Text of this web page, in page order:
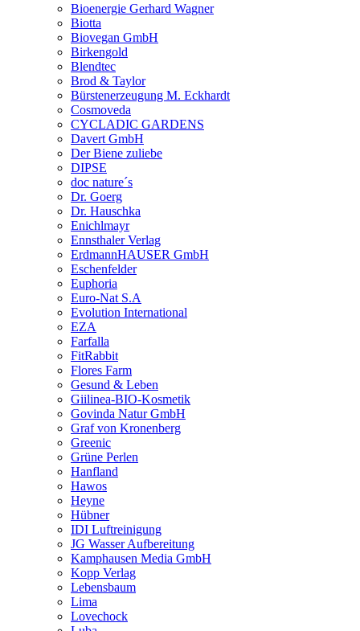
Bioenergie Gerhard Wagner
Biotta
Biovegan GmbH
Birkengold
Blendtec
Brod & Taylor
Bürstenerzeugung M. Eckhardt
Cosmoveda
CYCLADIC GARDENS
Davert GmbH
Der Biene zuliebe
DIPSE
doc nature´s
Dr. Goerg
Dr. Hauschka
Enichlmayr
Ennsthaler Verlag
ErdmannHAUSER GmbH
Eschenfelder
Euphoria
Euro-Nat S.A
Evolution International
EZA
Farfalla
FitRabbit
Flores Farm
Gesund & Leben
Giilinea-BIO-Kosmetik
Govinda Natur GmbH
Graf von Kronenberg
Greenic
Grüne Perlen
Hanfland
Hawos
Heyne
Hübner
IDI Luftreinigung
JG Wasser Aufbereitung
Kamphausen Media GmbH
Kopp Verlag
Lebensbaum
Lima
Lovechock